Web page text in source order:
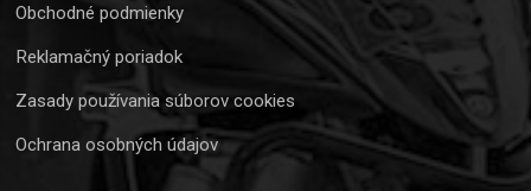
Obchodné podmienky
Reklamačný poriadok
Zasady používania súborov cookies
Ochrana osobných údajov